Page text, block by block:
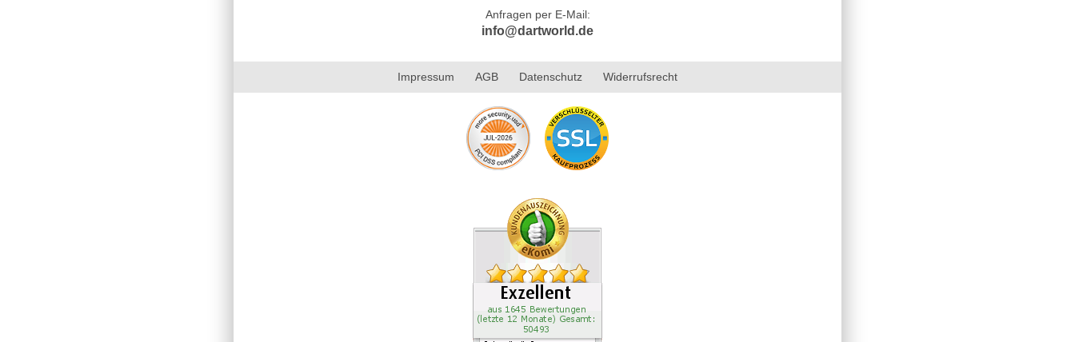
Anfragen per E-Mail:
info@dartworld.de
Impressum AGB Datenschutz Widerrufsrecht